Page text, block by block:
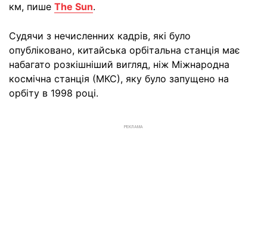
км, пише The Sun.
Судячи з нечисленних кадрів, які було
опубліковано, китайська орбітальна станція має
набагато розкішніший вигляд, ніж Міжнародна
космічна станція (МКС), яку було запущено на
орбіту в 1998 році.
РЕКЛАМА